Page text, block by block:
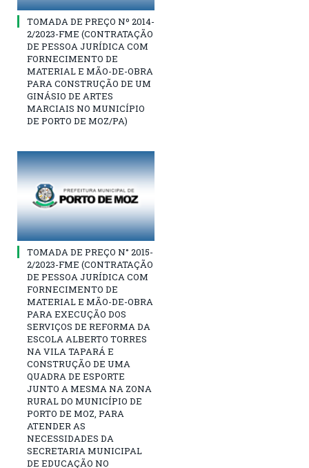
TOMADA DE PREÇO Nº 2014-
2/2023-FME (CONTRATAÇÃO
DE PESSOA JURÍDICA COM
FORNECIMENTO DE
MATERIAL E MÃO-DE-OBRA
PARA CONSTRUÇÃO DE UM
GINÁSIO DE ARTES
MARCIAIS NO MUNICÍPIO
DE PORTO DE MOZ/PA)
TOMADA DE PREÇO N° 2015-
2/2023-FME (CONTRATAÇÃO
DE PESSOA JURÍDICA COM
FORNECIMENTO DE
MATERIAL E MÃO-DE-OBRA
PARA EXECUÇÃO DOS
SERVIÇOS DE REFORMA DA
ESCOLA ALBERTO TORRES
NA VILA TAPARÁ E
CONSTRUÇÃO DE UMA
QUADRA DE ESPORTE
JUNTO A MESMA NA ZONA
RURAL DO MUNICÍPIO DE
PORTO DE MOZ, PARA
ATENDER AS
NECESSIDADES DA
SECRETARIA MUNICIPAL
DE EDUCAÇÃO NO